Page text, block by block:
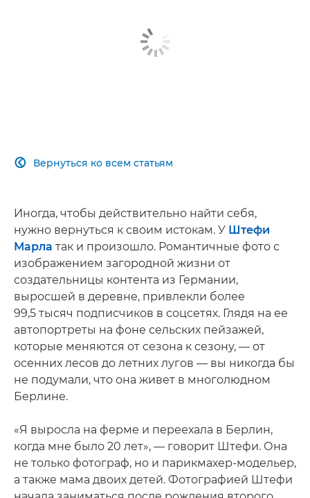
Вернуться ко всем статьям

Иногда, чтобы действительно найти себя,
нужно вернуться к своим истокам. У Штефи
Марла так и произошло. Романтичные фото с
изображением загородной жизни от
создательницы контента из Германии,
выросшей в деревне, привлекли более
99,5 тысяч подписчиков в соцсетях. Глядя на ее
автопортреты на фоне сельских пейзажей,
которые меняются от сезона к сезону, — от
осенних лесов до летних лугов — вы никогда бы
не подумали, что она живет в многолюдном
Берлине.
«Я выросла на ферме и переехала в Берлин,
когда мне было 20 лет», — говорит Штефи. Она
не только фотограф, но и парикмахер-модельер,
а также мама двоих детей. Фотографией Штефи